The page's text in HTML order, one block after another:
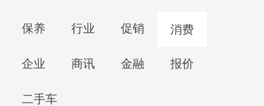
保养 行业 促销 消费
企业 商讯 金融 报价
二手车